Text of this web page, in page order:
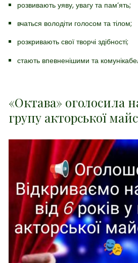
розвивають уяву, увагу та пам’ять;
вчаться володіти голосом та тілом;
розкривають свої творчі здібності;
стають впевненішими та
«Октава» оголосила
групу акторської